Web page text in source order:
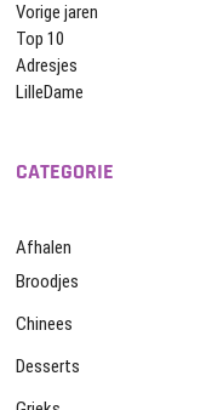
Vorige jaren
Top 10
Adresjes
LilleDame
CATEGORIE
Afhalen
Broodjes
Chinees
Desserts